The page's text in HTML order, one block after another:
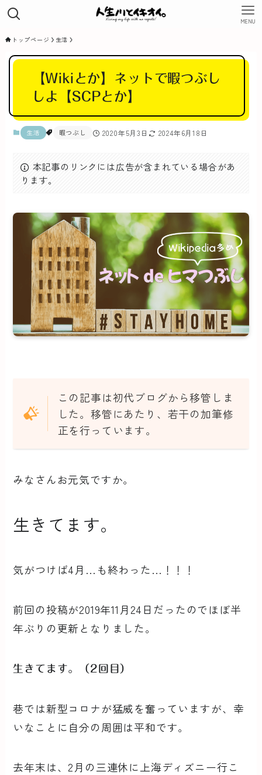
MENU
トップページ 生活
【Wikiとか】ネットで暇つぶし
しよ【SCPとか】
生活 暇つぶし 2020年5月3日 2024年6月18日
本記事のリンクには広告が含まれている場合があ
ります。
この記事は初代ブログから移管しま
した。移管にあたり、若干の加筆修
正を行っています。
みなさんお元気ですか。
生きてます。
気がつけば4月…も終わった…！！！
前回の投稿が2019年11月24日だったのでほぼ半
年ぶりの更新となりました。
生きてます。（2回目）
巷では新型コロナが猛威を奮っていますが、幸
いなことに自分の周囲は平和です。
去年末は、2月の三連休に上海ディズニー行こ